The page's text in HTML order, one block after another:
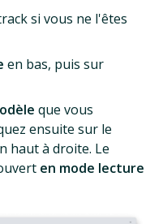
si vous ne l'êtes
en bas, puis sur
que vous
ensuite sur le
haut à droite. Le
en mode lecture